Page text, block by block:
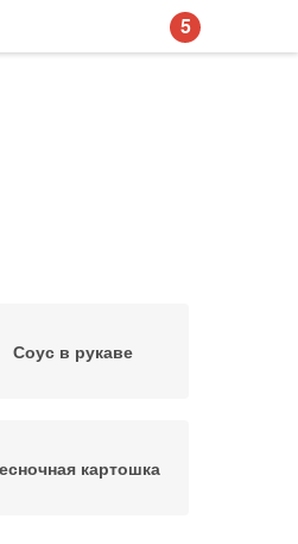
Соус в рукаве
картошка
5